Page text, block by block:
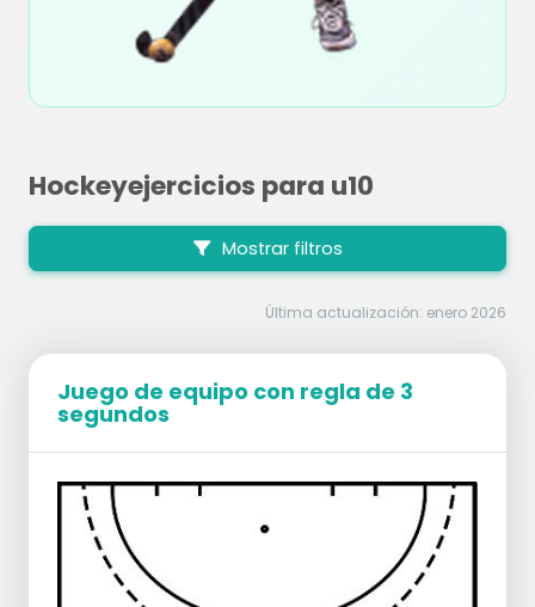
Hockeyejercicios para u10
Mostrar filtros
Última actualización: enero 2026
Juego de equipo con regla de 3
segundos